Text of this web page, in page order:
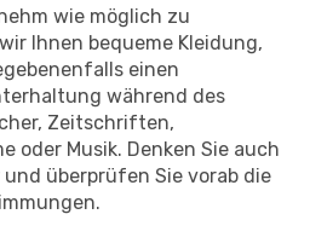
wie möglich zu
Ihnen bequeme Kleidung,
einen
während des
Zeitschriften,
oder Musik. Denken Sie auch
überprüfen Sie vorab die